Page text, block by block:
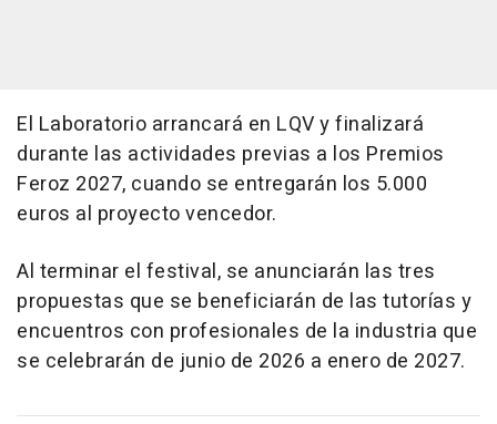
El Laboratorio arrancará en LQV y finalizará
durante las actividades previas a los Premios
Feroz 2027, cuando se entregarán los 5.000
euros al proyecto vencedor.
Al terminar el festival, se anunciarán las tres
propuestas que se beneficiarán de las tutorías y
encuentros con profesionales de la industria que
se celebrarán de junio de 2026 a enero de 2027.